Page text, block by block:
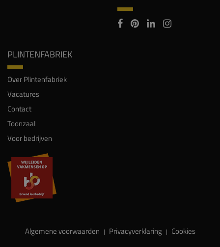
PLINTENFABRIEK
Over Plintenfabriek
Vacatures
Contact
Toonzaal
Voor bedrijven
Algemene voorwaarden | Privacyverklaring | Cookies